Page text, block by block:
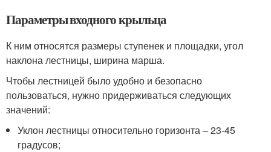
Параметры входного крыльца
К ним относятся размеры ступенек и площадки, угол
наклона лестницы, ширина марша.
Чтобы лестницей было удобно и безопасно
пользоваться, нужно придерживаться следующих
значений:
Уклон лестницы относительно горизонта – 23-45
градусов;